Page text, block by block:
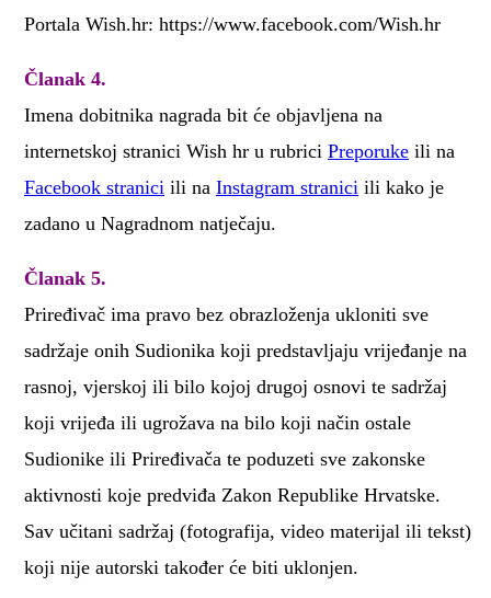
Portala Wish.hr: https://www.facebook.com/Wish.hr
Članak 4.
Imena dobitnika nagrada bit će objavljena na
internetskoj stranici Wish hr u rubrici Preporuke ili na
Facebook stranici ili na Instagram stranici ili kako je
zadano u Nagradnom natječaju.
Članak 5.
Priređivač ima pravo bez obrazloženja ukloniti sve
sadržaje onih Sudionika koji predstavljaju vrijeđanje na
rasnoj, vjerskoj ili bilo kojoj drugoj osnovi te sadržaj
koji vrijeđa ili ugrožava na bilo koji način ostale
Sudionike ili Priređivača te poduzeti sve zakonske
aktivnosti koje predviđa Zakon Republike Hrvatske.
Sav učitani sadržaj (fotografija, video materijal ili tekst)
koji nije autorski također će biti uklonjen.